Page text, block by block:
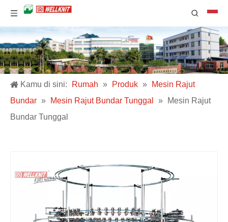
Kamu di sini: Rumah » Produk »
Mesin Rajut
Bundar » Mesin Rajut Bundar Tunggal »
Mesin Rajut
Bundar Tunggal